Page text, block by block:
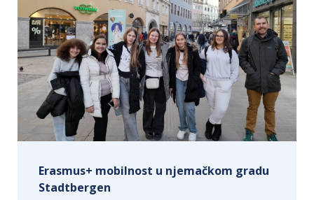
Erasmus+ mobilnost u njemačkom gradu
Stadtbergen